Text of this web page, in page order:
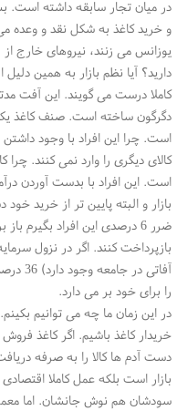
در میان تجار سابقه داشته است.
و خرید کاغذ به شکل نقد و وعده
یوزانس می زنند، نیروهای خارج
دارید؟ آیا نظم بازار به همین
کاملا درست می گویند. این آفت
دگرگون ساخته است. صنف کاغذ
است. چرا این افراد با وجود
کالای دیگری را وارد نمی کنند.
است. این افراد با بدست آوردن
بازار و البته پایین تر از خرید
بازپرداخت کنند. اگر در نزول
را برای خود بر می دارد.
در این زمان ما چه می توانیم
خریدار کاغذ باشیم. اگر کاغذ فروش
دست آدم ها کالا را به صرفه
بازار است بلکه عمل کاملا
سودشان هم نوش جانشان. اما معمولا